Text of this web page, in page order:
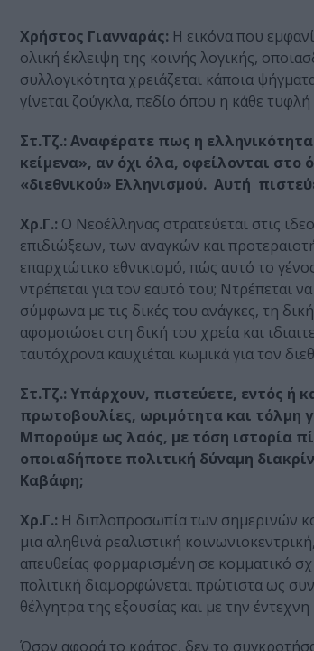
Χρήστος Γιανναράς: Η εικόνα που
ολική έκλειψη της κοινής λογικής,
συλλογικότητα χρειάζεται κάποια
γίνεται ζούγκλα, πεδίο όπου η κάθε
Στ.Τζ.: Αναφέρατε πως η
κείμενα», αν όχι όλα, οφείλονται στο
«διεθνικού» Ελληνισμού. Αυτή
Χρ.Γ.: Ο Νεοέλληνας στρατεύεται στις
επιδιώξεων, των αναγκών και
επαρχιώτικο εθνικισμό, πώς αυτό το
ντρέπεται για τον εαυτό του; Ντρέπεται
σύμφωνα με τις δικές του ανάγκες, τη
αφομοιώσει στη δική του χρεία και
ταυτόχρονα καυχιέται κωμικά για τον
Στ.Τζ.: Υπάρχουν, πιστεύετε, εντός ή
πρωτοβουλίες, ωριμότητα και τόλμη
Μπορούμε ως λαός, με τόση ιστορία
οποιαδήποτε πολιτική δύναμη
Καβάφη;
Χρ.Γ.: Η διπλοπροσωπία των σημερινών
μια αληθινά ρεαλιστική
απευθείας φορμαρισμένη σε κομματικό
πολιτική διαμορφώνεται πρώτιστα ως
θέλγητρα της εξουσίας και με την
Όσον αφορά το κράτος, δεν το